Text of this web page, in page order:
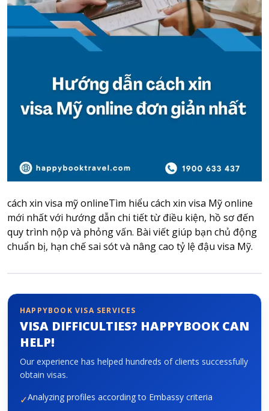
Travel SIM
Vietnam travel SIM
Domestic tours
International Tours
For you
Register as a collaborator
Payment instructions
Instructions for booking tickets
Transfer information
Terms of Use
About HappyBook
About us
News
Contact us
cách xin visa mỹ online​Tìm hiểu cách xin visa Mỹ online
mới nhất với hướng dẫn chi tiết từ điều kiện, hồ sơ đến
quy trình nộp và phỏng vấn. Bài viết giúp bạn chủ động
chuẩn bị, hạn chế sai sót và nâng cao tỷ lệ đậu visa Mỹ.
HAPPYBOOK VISA SERVICES
VISA DIFFICULTIES? HAPPYBOOK CAN
HELP!
Our experience has helped hundreds of clients successfully
obtain visas.
✓Analyzing profiles according to Embassy criteria